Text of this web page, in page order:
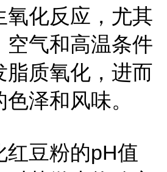
氧化反应，尤其
空气和高温条件
脂质氧化，进而
泽和风味。
红豆粉的pH值